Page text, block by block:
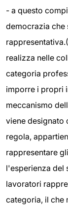
- a questo
democrazia che
realizza nelle
categoria
imporre i propri
meccanismo
viene designato
regola,
rappresentare
l'esperienza del
lavoratori
categoria, il che